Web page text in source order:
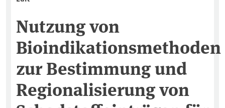
Nutzung von
Bioindikationsmethoden
zur Bestimmung und
Regionalisierung von